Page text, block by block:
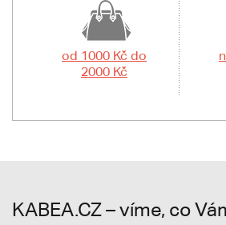
od 1000 Kč do
2000 Kč
KABEA.CZ – víme, co